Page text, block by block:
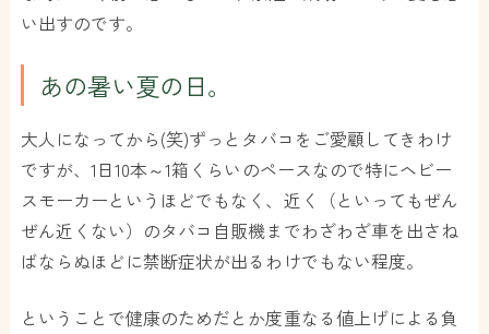
い出すのです。
あの暑い夏の日。
大人になってから(笑)ずっとタバコをご愛顧してきわけ
ですが、1日10本～1箱くらいのペースなので特にヘビー
スモーカーというほどでもなく、近く（といってもぜん
ぜん近くない）のタバコ自販機までわざわざ車を出さね
ばならぬほどに禁断症状が出るわけでもない程度。
ということで健康のためだとか度重なる値上げによる負